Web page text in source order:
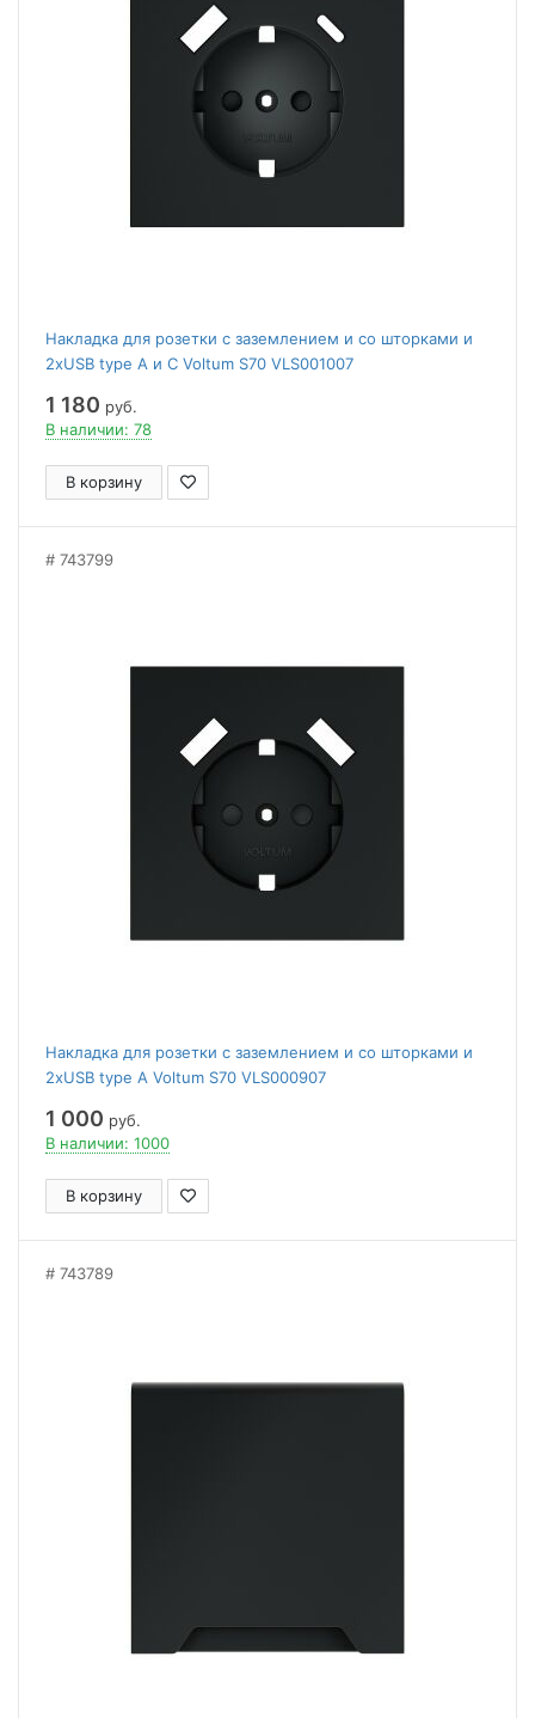
Накладка для розетки с заземлением и со шторками и
2хUSB type A и C Voltum S70 VLS001007
1 180 руб.
В наличии: 78
В корзину
743799
Накладка для розетки с заземлением и со шторками и
2хUSB type A Voltum S70 VLS000907
1 000 руб.
В наличии: 1000
В корзину
743789